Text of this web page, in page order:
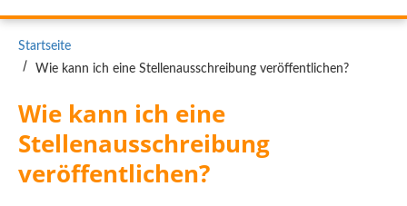
PFADNAVIGATION
Startseite
Wie kann ich eine Stellenausschreibung veröffentlichen?
Wie kann ich eine
Stellenausschreibung
veröffentlichen?